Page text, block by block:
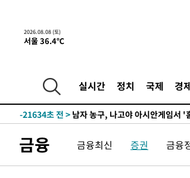
2026.08.08 (토)
서울 36.4℃
실시간 정치 국제 경
1시간 전 > [속보]뉴욕증시 상승 마감…S&P
-26390초 전 >
백운산서 80년근 천종산삼 9뿌
-24100초 전 >
-21634초 전 > 남자 농구, 나고야 아시안게임서 '
-17237초 전 >
극한폭염 한풀 꺾이지만…'낮 최
-14255초 전 >축구협회 "압수수색·성접대 논
금융 금융최신 증권 금융